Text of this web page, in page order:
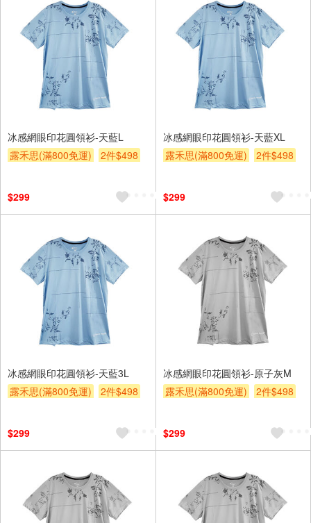
冰感網眼印花圓領衫-天藍L
露禾思(滿800免運)
2件$498
$299
冰感網眼印花圓領衫-天藍XL
露禾思(滿800免運)
2件$498
$299
冰感網眼印花圓領衫-天藍3L
露禾思(滿800免運)
2件$498
$299
冰感網眼印花圓領衫-原子灰M
露禾思(滿800免運)
2件$498
$299